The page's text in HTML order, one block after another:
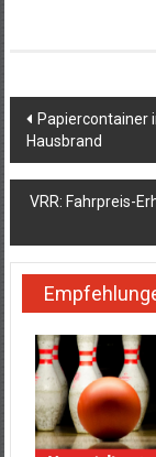
Papiercontainer
Hausbrand
VRR: Fahrpreis-